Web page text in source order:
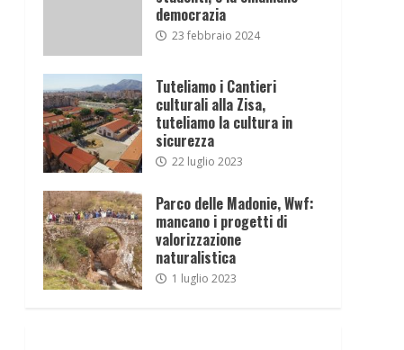
democrazia
23 febbraio 2024
Tuteliamo i Cantieri
culturali alla Zisa,
tuteliamo la cultura in
sicurezza
22 luglio 2023
Parco delle Madonie, Wwf:
mancano i progetti di
valorizzazione
naturalistica
1 luglio 2023